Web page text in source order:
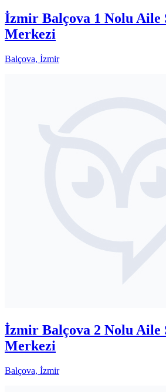
İzmir Balçova 1 Nolu Aile
Merkezi
Balçova, İzmir
İzmir Balçova 2 Nolu Aile
Merkezi
Balçova, İzmir